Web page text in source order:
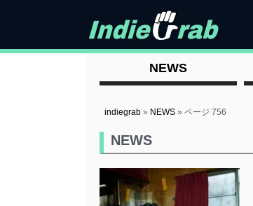
NEWS
indiegrab » NEWS »ページ 756
NEWS